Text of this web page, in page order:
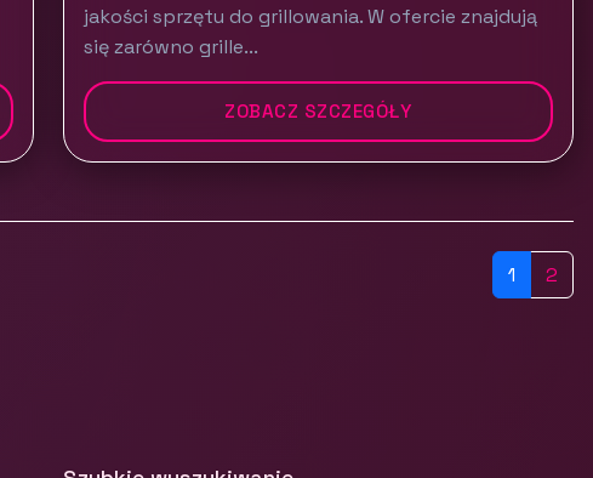
jakości sprzętu do grillowania. W ofercie znajdują
się zarówno grille...
ZOBACZ SZCZEGÓŁY
1 2